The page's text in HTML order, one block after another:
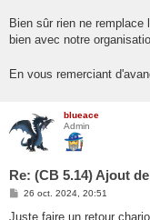
Bien sûr rien ne
bien avec notre
En vous remerciant
blueace
Admin
Re: (CB 5.14) Ajout
M
s
26 oct. 2024, 20:51
Juste faire un retour